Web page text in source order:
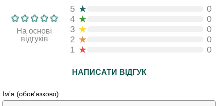
На основі
відгуків
5 ★
0
4 ★
0
3 ★
0
2 ★
0
1 ★ 0
НАПИСАТИ ВІДГУК
Ім'я (обов'язково)